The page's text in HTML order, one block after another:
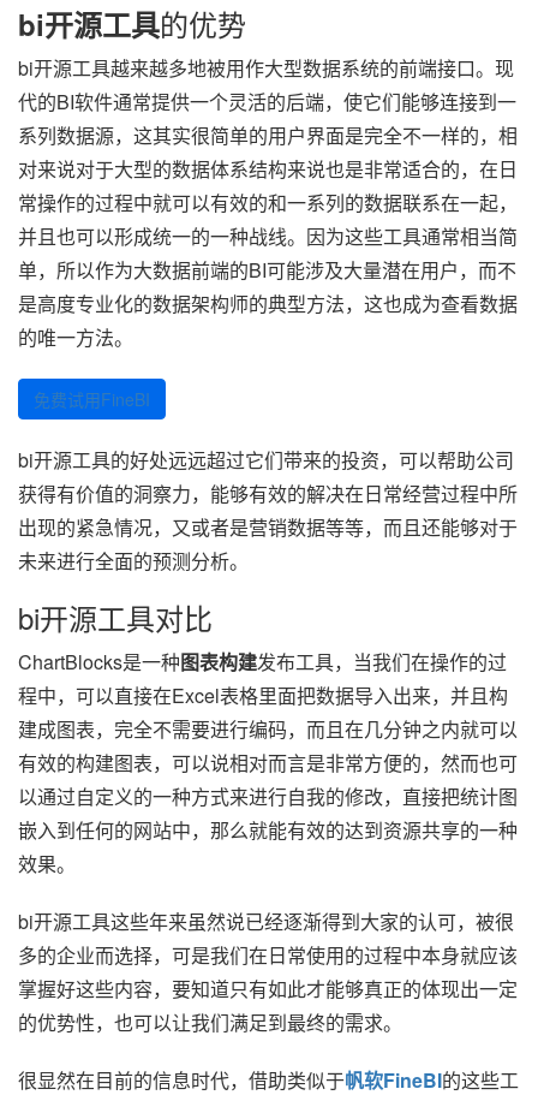
bi开源工具的优势
bi开源工具越来越多地被用作大型数据系统的前端接口。现
代的BI软件通常提供一个灵活的后端，使它们能够连接到一
系列数据源，这其实很简单的用户界面是完全不一样的，相
对来说对于大型的数据体系结构来说也是非常适合的，在日
常操作的过程中就可以有效的和一系列的数据联系在一起，
并且也可以形成统一的一种战线。因为这些工具通常相当简
单，所以作为大数据前端的BI可能涉及大量潜在用户，而不
是高度专业化的数据架构师的典型方法，这也成为查看数据
的唯一方法。
免费试用FineBI
bi开源工具的好处远远超过它们带来的投资，可以帮助公司
获得有价值的洞察力，能够有效的解决在日常经营过程中所
出现的紧急情况，又或者是营销数据等等，而且还能够对于
未来进行全面的预测分析。
bi开源工具对比
ChartBlocks是一种图表构建发布工具，当我们在操作的过
程中，可以直接在Excel表格里面把数据导入出来，并且构
建成图表，完全不需要进行编码，而且在几分钟之内就可以
有效的构建图表，可以说相对而言是非常方便的，然而也可
以通过自定义的一种方式来进行自我的修改，直接把统计图
嵌入到任何的网站中，那么就能有效的达到资源共享的一种
效果。
bi开源工具这些年来虽然说已经逐渐得到大家的认可，被很
多的企业而选择，可是我们在日常使用的过程中本身就应该
掌握好这些内容，要知道只有如此才能够真正的体现出一定
的优势性，也可以让我们满足到最终的需求。
很显然在目前的信息时代，借助类似于帆软FineBI的这些工